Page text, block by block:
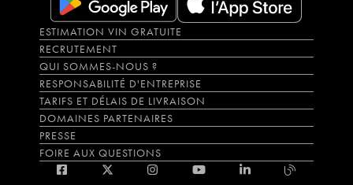
ESTIMATION VIN GRATUITE
RECRUTEMENT
QUI SOMMES-NOUS ?
RESPONSABILITÉ D'ENTREPRISE
TARIFS ET DÉLAIS DE LIVRAISON
DOMAINES PARTENAIRES
PRESSE
FOIRE AUX QUESTIONS